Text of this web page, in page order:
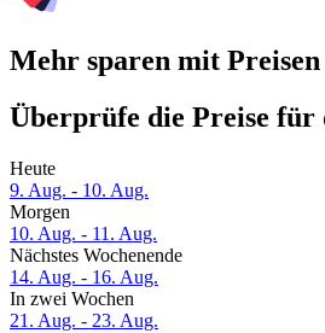
Mehr sparen mit
Überprüfe die Preise für
Heute
9. Aug. - 10. Aug.
Morgen
10. Aug. - 11. Aug.
Nächstes Wochenende
14. Aug. - 16. Aug.
In zwei Wochen
21. Aug. - 23. Aug.